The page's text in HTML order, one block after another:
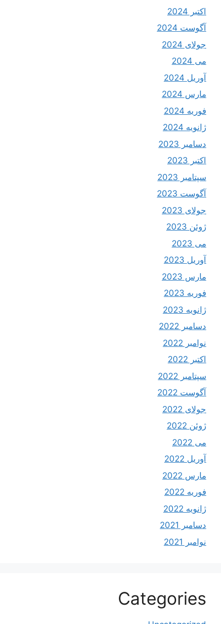
اکتبر 2024
آگوست 2024
جولای 2024
می 2024
آوریل 2024
مارس 2024
فوریه 2024
ژانویه 2024
دسامبر 2023
اکتبر 2023
سپتامبر 2023
آگوست 2023
جولای 2023
ژوئن 2023
می 2023
آوریل 2023
مارس 2023
فوریه 2023
ژانویه 2023
دسامبر 2022
نوامبر 2022
اکتبر 2022
سپتامبر 2022
آگوست 2022
جولای 2022
ژوئن 2022
می 2022
آوریل 2022
مارس 2022
فوریه 2022
ژانویه 2022
دسامبر 2021
نوامبر 2021
Categories